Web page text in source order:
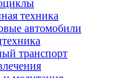
техника
автомобили
транспорт